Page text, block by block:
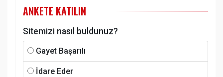
ANKETE KATILIN
Sitemizi nasıl buldunuz?
Gayet Başarılı
İdare Eder